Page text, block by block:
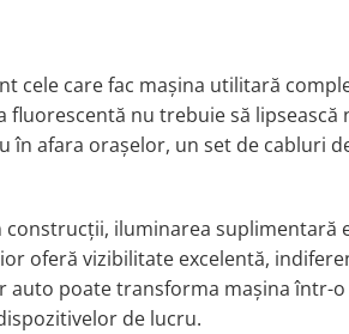
cele care fac maşina utilitară
nu trebuie să lipsească
în afara oraşelor, un set de cabluri
iluminarea suplimentară
oferă vizibilitate excelentă,
auto poate transforma maşina într-
de lucru.